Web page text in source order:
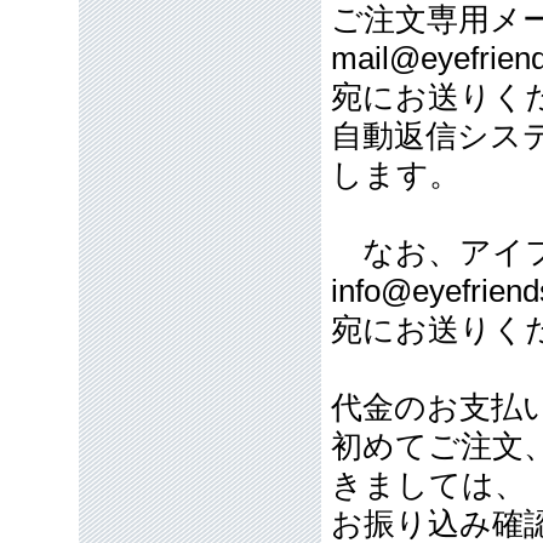
ご注文専用
宛にお送りく
自動返信シス
します。
なお、アイ
宛にお送りく
代金のお支払
初めてご注文
きましては、
お振り込み確